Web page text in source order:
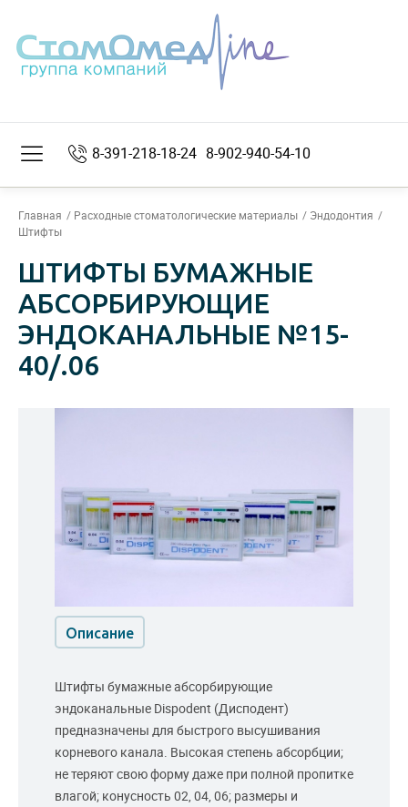
8-391-218-18-24 8-902-940-54-10
Главная Расходные стоматологические материалы
Эндодонтия
Штифты
ШТИФТЫ БУМАЖНЫЕ
АБСОРБИРУЮЩИЕ
ЭНДОКАНАЛЬНЫЕ №15-
40/.06
Описание
Штифты бумажные абсорбирующие
эндоканальные Dispodent (Дисподент)
предназначены для быстрого высушивания
корневого канала. Высокая степень абсорбции;
не теряют свою форму даже при полной пропитке
влагой; конусность 02, 04, 06; размеры и